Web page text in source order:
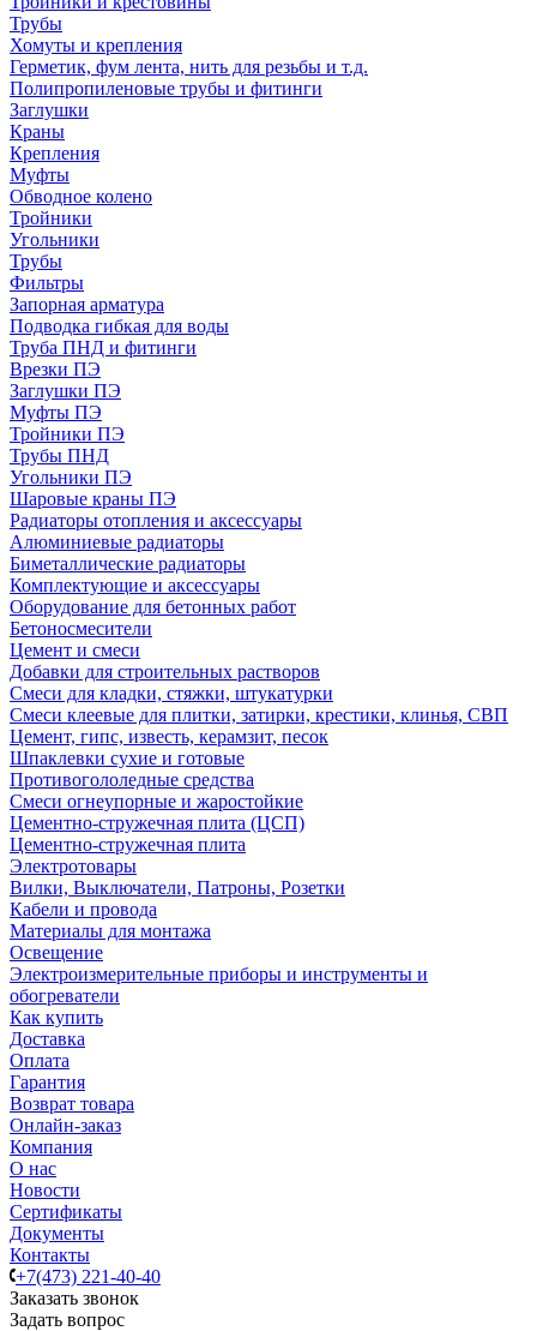
Трубы
Хомуты и крепления
Герметик, фум лента, нить для резьбы и т.д.
Полипропиленовые трубы и фитинги
Заглушки
Краны
Крепления
Муфты
Обводное колено
Тройники
Угольники
Трубы
Фильтры
Запорная арматура
Подводка гибкая для воды
Труба ПНД и фитинги
Врезки ПЭ
Заглушки ПЭ
Муфты ПЭ
Тройники ПЭ
Трубы ПНД
Угольники ПЭ
Шаровые краны ПЭ
Радиаторы отопления и аксессуары
Алюминиевые радиаторы
Биметаллические радиаторы
Комплектующие и аксессуары
Оборудование для бетонных работ
Бетоносмесители
Цемент и смеси
Добавки для строительных растворов
Смеси для кладки, стяжки, штукатурки
Смеси клеевые для плитки, затирки, крестики, клинья, СВП
Цемент, гипс, известь, керамзит, песок
Шпаклевки сухие и готовые
Противогололедные средства
Смеси огнеупорные и жаростойкие
Цементно-стружечная плита (ЦСП)
Цементно-стружечная плита
Электротовары
Вилки, Выключатели, Патроны, Розетки
Кабели и провода
Материалы для монтажа
Освещение
Электроизмерительные приборы и инструменты и
обогреватели
Как купить
Доставка
Оплата
Гарантия
Возврат товара
Онлайн-заказ
Компания
О нас
Новости
Сертификаты
Документы
Контакты
+7(473) 221-40-40
Заказать звонок
Задать вопрос